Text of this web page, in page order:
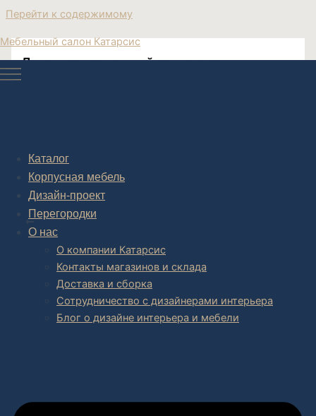
Перейти к содержимому
Мебельный салон Катарсис
Каталог
Корпусная мебель
Дизайн-проект
Перегородки
О нас
О компании Катарсис
Контакты магазинов и склада
Доставка и сборка
Сотрудничество с дизайнерами интерьера
Блог о дизайне интерьера и мебели
Диван современный со встроенным
Post navigation
НАЗАД